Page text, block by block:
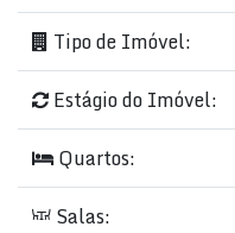
Tipo de Imóvel:
Estágio do Imóvel:
Quartos:
Salas: